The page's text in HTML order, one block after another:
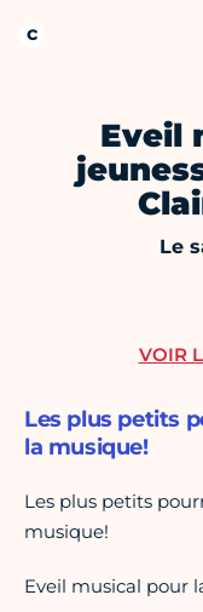
Eveil
Le
Les plus petits
la musique!
Les plus petits
musique!
Eveil musical pour
VOIR